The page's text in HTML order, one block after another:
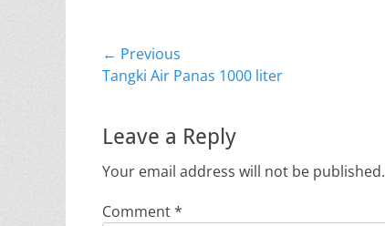
Post
navigation
← Previous
Previous
Tangki Air Panas 1000 liter
Leave a Reply
Your email address will not be published.
Comment*